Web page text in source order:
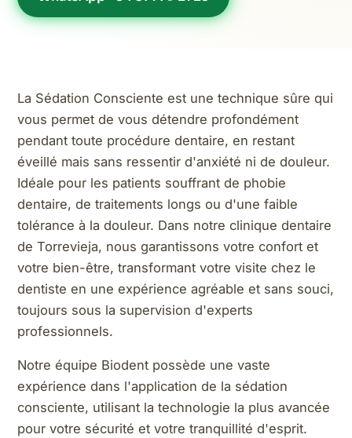
La Sédation Consciente est une technique sûre qui
vous permet de vous détendre profondément
pendant toute procédure dentaire, en restant
éveillé mais sans ressentir d'anxiété ni de douleur.
Idéale pour les patients souffrant de phobie
dentaire, de traitements longs ou d'une faible
tolérance à la douleur. Dans notre clinique dentaire
de Torrevieja, nous garantissons votre confort et
votre bien-être, transformant votre visite chez le
dentiste en une expérience agréable et sans souci,
toujours sous la supervision d'experts
professionnels.
Notre équipe Biodent possède une vaste
expérience dans l'application de la sédation
consciente, utilisant la technologie la plus avancée
pour votre sécurité et votre tranquillité d'esprit.